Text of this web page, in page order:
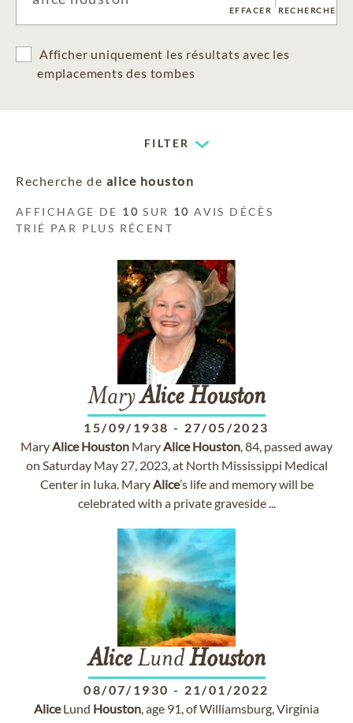
EFFACER RECHERCHE
Afficher uniquement les résultats avec les
emplacements des tombes
FILTER
Recherche de alice houston
AFFICHAGE DE 10 SUR 10 AVIS DÉCÈS
TRIÉ PAR PLUS RÉCENT
MaryAliceHouston
15/09/1938 - 27/05/2023
MaryAlice Houston MaryAlice Houston, 84, passed away
on Saturday May 27, 2023, at North Mississippi Medical
Center in Iuka. MaryAlice’s life and memory will be
celebrated with a private graveside ...
AliceLundHouston
08/07/1930 - 21/01/2022
AliceLund Houston, age 91, of Williamsburg, Virginia